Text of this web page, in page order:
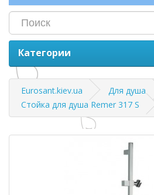
Категории
Eurosant.kiev.ua
Для душа
Стойка для душа Remer 317 S